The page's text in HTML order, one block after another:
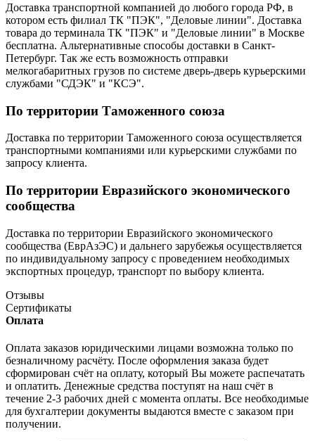
Доставка транспортной компанией до любого города РФ, в
котором есть филиал ТК "ПЭК", "Деловые линии". Доставка
товара до терминала ТК "ПЭК" и "Деловые линии" в Москве
бесплатна. Альтернативные способы доставки в Санкт-
Петербург. Так же есть возможность отправки
мелкогабаритных грузов по системе дверь-дверь курьерскими
службами "СДЭК" и "КСЭ".
По территории Таможенного союза
Доставка по территории Таможенного союза осуществляется
транспортными компаниями или курьерскими службами по
запросу клиента.
По территории Евразийского экономического
сообщества
Доставка по территории Евразийского экономического
сообщества (ЕврАзЭС) и дальнего зарубежья осуществляется
по индивидуальному запросу с проведением необходимых
экспортных процедур, транспорт по выбору клиента.
Отзывы
Сертификаты
Оплата
Оплата заказов юридическими лицами возможна только по
безналичному расчёту. После оформления заказа будет
сформирован счёт на оплату, который Вы можете распечатать
и оплатить. Денежные средства поступят на наш счёт в
течение 2-3 рабочих дней с момента оплаты. Все необходимые
для бухгалтерии документы выдаются вместе с заказом при
получении.